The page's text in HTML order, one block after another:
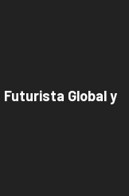
Futurista Global y